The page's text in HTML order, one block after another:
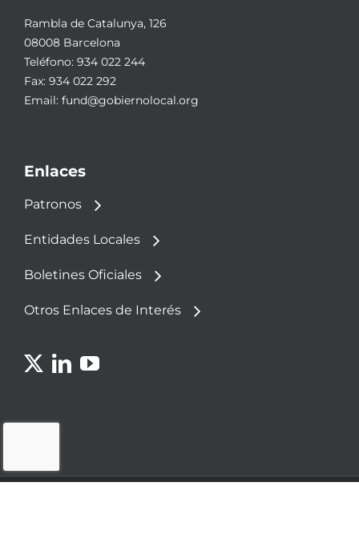
Rambla de Catalunya, 126
08008 Barcelona
Teléfono: 934 022 244
Fax: 934 022 292
Email: fund@gobiernolocal.org
Enlaces
Patronos
Entidades Locales
Boletines Oficiales
Otros Enlaces de Interés